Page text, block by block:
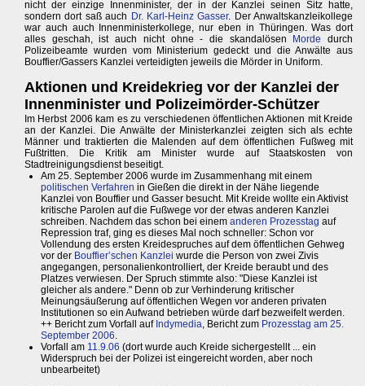
nicht der einzige Innenminister, der in der Kanzlei seinen Sitz hatte,
sondern dort saß auch Dr. Karl-Heinz Gasser. Der Anwaltskanzleikollege
war auch auch Innenministerkollege, nur eben in Thüringen. Was dort
alles geschah, ist auch nicht ohne - die skandalösen
Morde
durch
Polizeibeamte wurden vom Ministerium gedeckt und die Anwälte aus
Bouffier/Gassers Kanzlei verteidigten jeweils die Mörder in Uniform.
Aktionen und Kreidekrieg vor der Kanzlei der
Innenminister und Polizeimörder-Schützer
Im Herbst 2006 kam es zu verschiedenen öffentlichen Aktionen mit Kreide
an der Kanzlei. Die Anwälte der Ministerkanzlei zeigten sich als echte
Männer und traktierten die Malenden auf dem öffentlichen Fußweg mit
Fußtritten. Die Kritik am Minister wurde auf Staatskosten von
Stadtreinigungsdienst beseitigt.
Am 25. September 2006 wurde im Zusammenhang mit einem
politischen Verfahren in Gießen die direkt in der Nähe liegende
Kanzlei von Bouffier und Gasser besucht. Mit Kreide wollte ein Aktivist
kritische Parolen auf die Fußwege vor der etwas anderen Kanzlei
schreiben. Nachdem das schon bei einem anderen Prozesstag auf
Repression traf, ging es dieses Mal noch schneller: Schon vor
Vollendung des ersten Kreidespruches auf dem öffentlichen Gehweg
vor der Bouffier’schen Kanzlei wurde die Person von zwei Zivis
angegangen, personalienkontrolliert, der Kreide beraubt und des
Platzes verwiesen. Der Spruch stimmte also: "Diese Kanzlei ist
gleicher als andere." Denn ob zur Verhinderung kritischer
Meinungsäußerung auf öffentlichen Wegen vor anderen privaten
Institutionen so ein Aufwand betrieben würde darf bezweifelt werden.
++ Bericht zum Vorfall auf Indymedia, Bericht zum Prozesstag am 25.
September 2006.
Vorfall am 11.9.06 (dort wurde auch Kreide sichergestellt ... ein
Widerspruch bei der Polizei ist eingereicht worden, aber noch
unbearbeitet)